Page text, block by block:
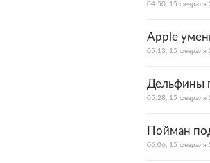
04:50, 15 февраля
Apple
05:13, 15 февраля
Дельфины
05:28, 15 февраля
Пойман
06:06, 15 февраля